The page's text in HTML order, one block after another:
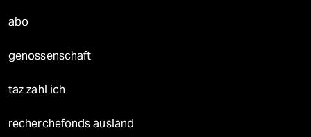
abo
genossenschaft
taz zahl ich
recherchefonds ausland